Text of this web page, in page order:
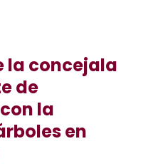
la concejala
de
la
en